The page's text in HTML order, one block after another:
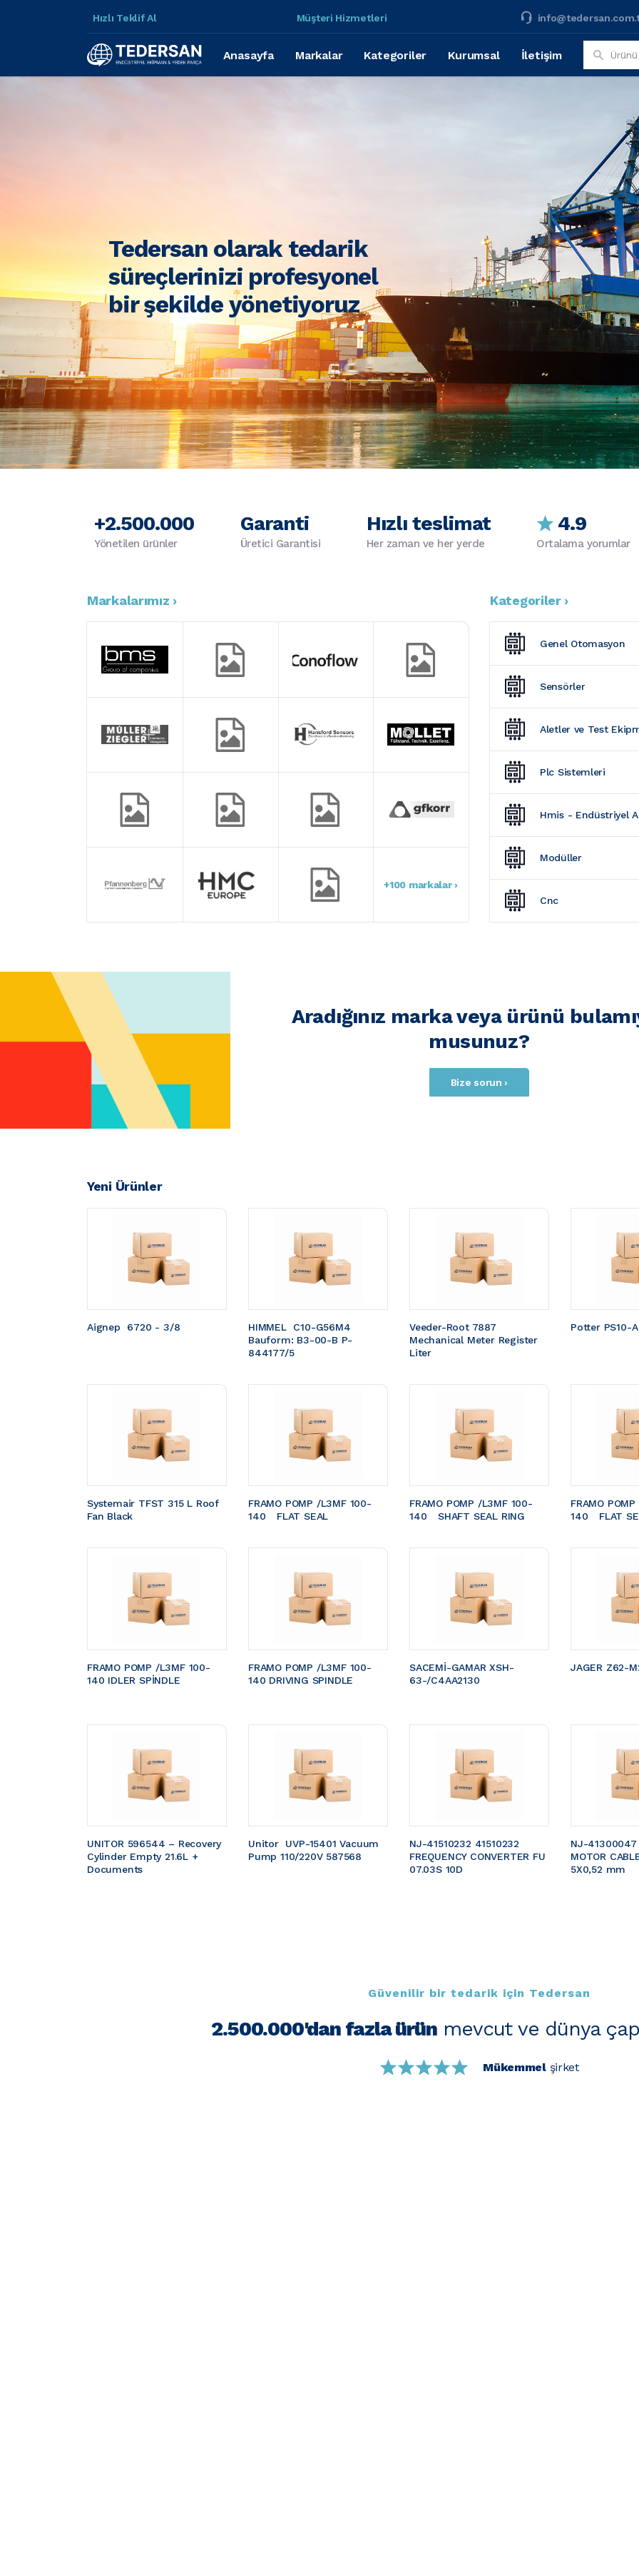
Hızlı Teklif Al Müşteri Hizmetleri
Anasayfa Markalar Kategoriler Kurumsal İletişim
Tedersan olarak tedarik
süreçlerinizi profesyonel
bir şekilde yönetiyoruz
+2.500.000
Yönetilen ürünler
Garanti
Üretici Garantisi
Hızlı teslimat
Her zaman ve her yerde
4.9
Ortalama yorumlar
Markalarımız ›
+100 markalar ›
Kategoriler ›
Genel Otomasyon
Sensörler
Aletler ve Test
Plc Sistemleri
Hmis - Endüstriyel
Modüller
Cnc
Aradığınız marka veya ürünü
musunuz?
Bize sorun ›
Yeni Ürünler
Aignep  6720 - 3/8
HIMMEL  C10-G56M4
Bauform: B3-00-B P-
844177/5
Veeder-Root 7887
Mechanical Meter Register
Liter
Potter PS10-A
Systemair TFST 315 L Roof
Fan Black
FRAMO POMP /L3MF 100-
140	FLAT SEAL
FRAMO POMP /L3MF 100-
140	SHAFT SEAL RING
FRAMO
140	FLAT
FRAMO POMP /L3MF 100-
140 IDLER SPİNDLE
FRAMO POMP /L3MF 100-
140 DRIVING SPINDLE
SACEMİ-GAMAR XSH-
63-/C4AA2130
JAGER Z62-
UNITOR 596544 – Recovery
Cylinder Empty 21.6L +
Documents
Unitor  UVP-15401 Vacuum
Pump 110/220V 587568
NJ-41510232 41510232
FREQUENCY CONVERTER FU
07.03S 10D
NJ-
MOTOR
5X0,52 mm
Güvenilir bir tedarik için Tedersan
2.500.000'dan fazla ürünmevcut ve dünya
Mükemmelşirket